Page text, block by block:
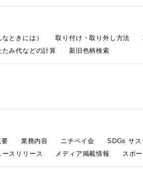
ときには） 取り付け・取り外し方法
たみ代などの計算 新旧色柄検索
要 業務内容 ニチベイ会 SDGs サス
ースリリース メディア掲載情報 スポ